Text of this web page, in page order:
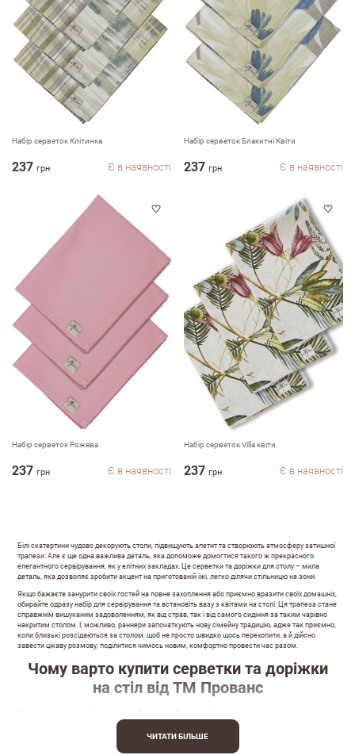
Набір серветок Клітинка
237 грн Є в наявності
Набір серветок Блакитні Квіти
237 грн Є в наявності
Набір серветок Рожева
237 грн Є в наявності
Набір серветок Villa квіти
237 грн Є в наявності
Білі скатертини чудово декорують столи, підвищують апетит та створюють атмосферу затишної
трапези. Але є ще одна важлива деталь, яка допоможе домогтися такого ж прекрасного
елегантного сервірування, як у елітних закладах. Це серветки та доріжки для столу – мила
деталь, яка дозволяє зробити акцент на приготованій їжі, легко ділячи стільницю на зони.
Якщо бажаєте занурити своїх гостей на повне захоплення або приємно вразити своїх домашніх,
обирайте одразу набір для сервірування та встановіть вазу з квітами на столі. Ця трапеза стане
справжнім вишуканим задоволенням, як від страв, так і від самого сидіння за таким чарівно
накритим столом. І, можливо, раннери започаткують нову сімейну традицію, адже так приємно,
коли близькі розсідаються за столом, щоб не просто швидко щось перехопити, а й дійсно
завести цікаву розмову, поділитися чимось новим, комфортно провести час разом.
Чому варто купити серветки та доріжки
на стіл від ТМ Прованс
Ми самі виробляємо брендів якісний текстиль. Свою виробництво дає змогу пропонувати
покупцям різноманітний вибір тканин:
різнокольорових, з різними орнаментами, однотонних – адже доріжки для обіднього столі
можливо використовувати на свята та для щоденного прийняття їжі;
ЧИТАТИ БІЛЬШЕ